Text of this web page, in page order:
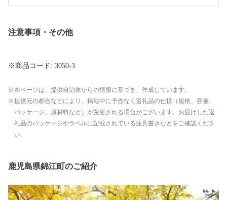
注意事項・その他
※商品コード: 3050-3
本ページは、提供自治体からの情報に基づき、作成しています。
提供元の都合などにより、掲載中に予告なく返礼品の仕様（規格、容量、
パッケージ、原材料など）が変更される場合がございます。お届けした返
礼品のパッケージやラベルに記載されている注意書きなどをご確認くださ
い。
鹿児島県錦江町のご紹介